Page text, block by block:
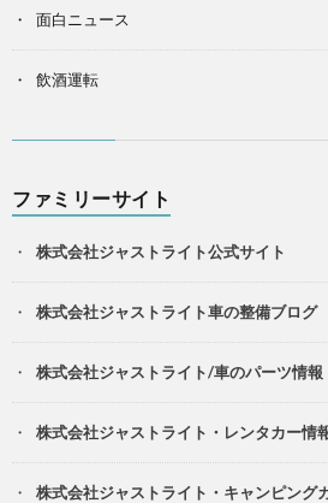
面白ニュース
飲酒運転
ファミリーサイト
株式会社ジャストライト公式サイト
株式会社ジャストライト車の整備ブログ
株式会社ジャストライト/車のパーツ情報
株式会社ジャストライト・レンタカー情
株式会社ジャストライト・キャンピング